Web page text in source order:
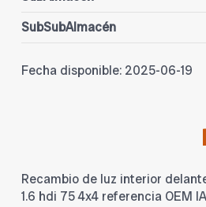
SubSubAlmacén
Fecha disponible: 2025-06-19
Recambio de luz interior
1.6 hdi 75 4x4 referencia OEM